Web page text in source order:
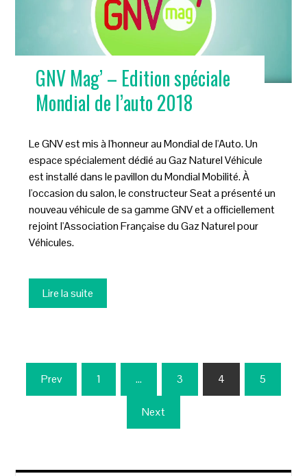
GNV Mag’ – Edition spéciale
Mondial de l’auto 2018
Le GNV est mis à l'honneur au Mondial de l'Auto. Un
espace spécialement dédié au Gaz Naturel Véhicule
est installé dans le pavillon du Mondial Mobilité. À
l'occasion du salon, le constructeur Seat a présenté un
nouveau véhicule de sa gamme GNV et a officiellement
rejoint l'Association Française du Gaz Naturel pour
Véhicules.
Lire la suite
Pagination
des
Prev 1 … 3 4 5
Next